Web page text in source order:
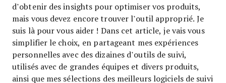
d’obtenir des insights pour optimiser vos produits,
mais vous devez encore trouver l’outil approprié. Je
suis là pour vous aider ! Dans cet article, je vais vous
simplifier le choix, en partageant mes expériences
personnelles avec des dizaines d’outils de suivi,
utilisés avec de grandes équipes et divers produits,
ainsi que mes sélections des meilleurs logiciels de suivi